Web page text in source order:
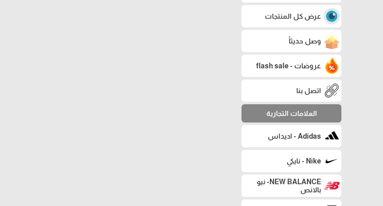
عرض كل المنتجات
وصل حديثاً
عروضات - flash sale
اتصل بنا
العلامات التجارية
Adidas - اديداس
Nike - نايكي
NEW BALANCE- نيو
بالانص